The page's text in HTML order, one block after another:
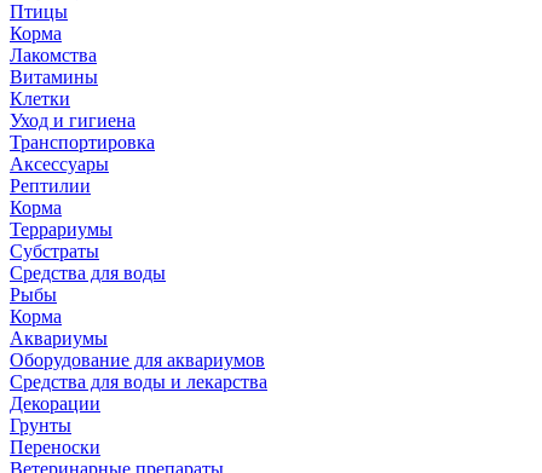
Птицы
Корма
Лакомства
Витамины
Клетки
Уход и гигиена
Транспортировка
Аксессуары
Рептилии
Корма
Террариумы
Субстраты
Средства для воды
Рыбы
Корма
Аквариумы
Оборудование для аквариумов
Средства для воды и лекарства
Декорации
Грунты
Переноски
Ветеринарные препараты